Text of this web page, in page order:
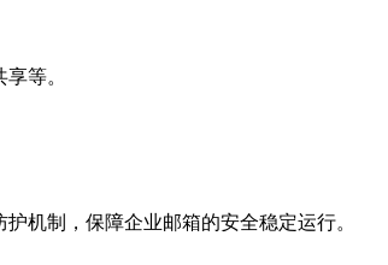
等。
机制，保障企业邮箱的安全稳定运行。